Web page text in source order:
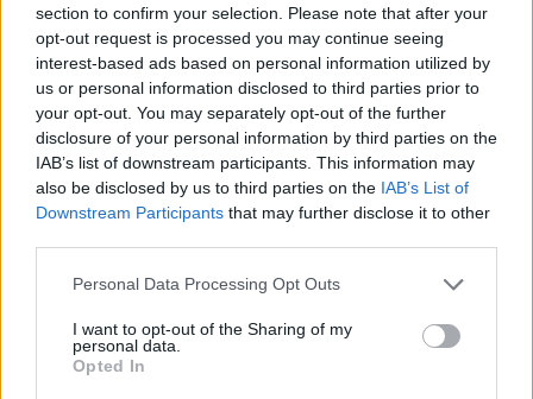
section to confirm your selection. Please note that after your
opt-out request is processed you may continue seeing
interest-based ads based on personal information utilized by
us or personal information disclosed to third parties prior to
your opt-out. You may separately opt-out of the further
disclosure of your personal information by third parties on the
IAB’s list of downstream participants. This information may
also be disclosed by us to third parties on the IAB’s List of
Downstream Participants that may further disclose it to other
Personal Data Processing Opt Outs
I want to opt-out of the Sharing of my
personal data.
Opted In
sobotainfo.com•mariborinfo.com•ptujinfo.com•pomurec.com
dolenjskainfo.com•ljubljanainfo.com•gorenjskainfo.com•
tvidea.si
Vse pravice pridržane © 2026
Tematike
Lokalno
Svet
Politika
Gospodarstvo
Prijavi se na cajtng